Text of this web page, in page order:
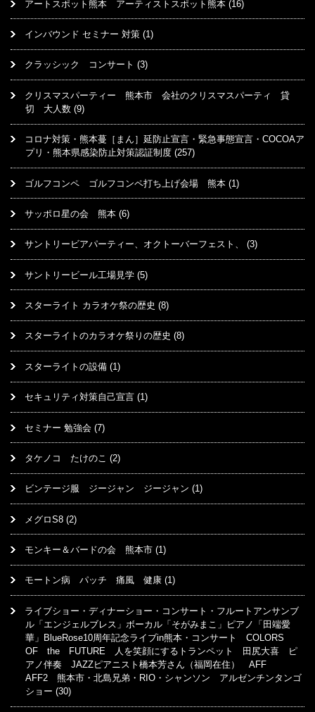
アートスポット熊本 アーティストスポット熊本 (16)
インバウンド セミナー 対策 (1)
クラッシック コンサート (3)
クリスマスパーティー 熊本市 会社のクリスマスパーティ 貸
切 大人数 (9)
コロナ対策・熊本蔓［まん］延防止宣言・緊急事態宣言・COCOAア
プリ・熊本県感染防止対策認証制度 (257)
ゴルフコンペ ゴルフコンペ打ち上げ会場 熊本 (1)
サッポロ星の会 熊本 (6)
サントリービアパーティー、オクトーバーフェスト、 (3)
サントリービール工場見学 (5)
スターライト カラオケ祭の歴史 (8)
スターライトのカラオケ祭りの歴史 (8)
スターライトの設備 (1)
セキュリティ対策自己宣言 (1)
セミナー 勉強会 (7)
タケノコ たけのこ (2)
ビンテージ服 ジージャン ジージャン (1)
メグロS8 (2)
モンキー＆バードの会 熊本市 (1)
モートン病 パッチ 痛風 健康 (1)
ライブショー・ディナーショー・コンサート・フルートアンサンブ
ル「エンジェルブレス」ボーカル「そがみまこ」ピアノ「田端愛
華」BlueRose10周年記念ライブin熊本・コンサート COLORS
OF the FUTURE 人を笑顔にするトランペット 田尻大喜 ピ
アノ伴奏 JAZZピアニスト橋本芳さん（福岡在住） AFF
AFF2 熊本市・北島兄弟・RIO・シャンソン アルゼンチンタンゴ
ショー (30)